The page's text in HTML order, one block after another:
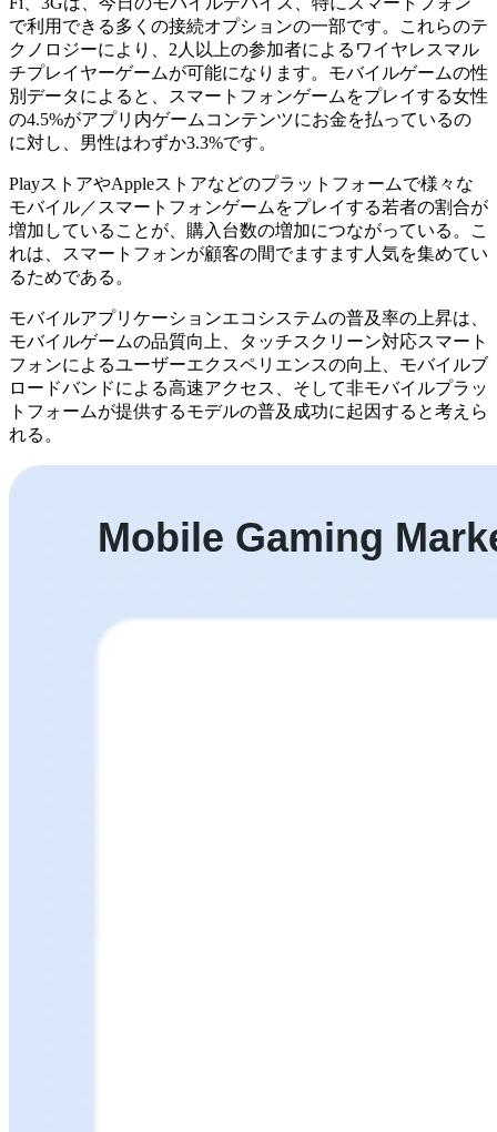
で利用できる多くの接続オプションの一部です。これらのテ
クノロジーにより、2人以上の参加者によるワイヤレスマル
チプレイヤーゲームが可能になります。モバイルゲームの性
別データによると、スマートフォンゲームをプレイする女性
の4.5%がアプリ内ゲームコンテンツにお金を払っているの
に対し、男性はわずか3.3%です。
PlayストアやAppleストアなどのプラットフォームで様々な
モバイル／スマートフォンゲームをプレイする若者の割合が
増加していることが、購入台数の増加につながっている。こ
れは、スマートフォンが顧客の間でますます人気を集めてい
るためである。
モバイルアプリケーションエコシステムの普及率の上昇は、
モバイルゲームの品質向上、タッチスクリーン対応スマート
フォンによるユーザーエクスペリエンスの向上、モバイルブ
ロードバンドによる高速アクセス、そして非モバイルプラッ
トフォームが提供するモデルの普及成功に起因すると考えら
れる。